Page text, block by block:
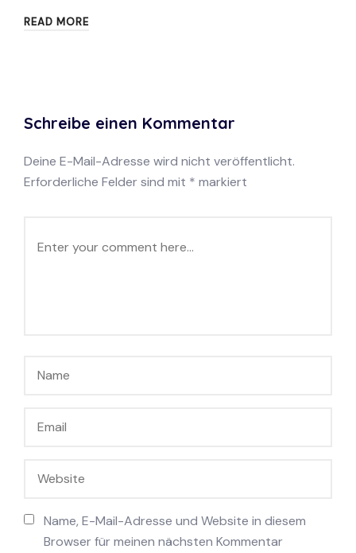
READ MORE
Schreibe einen Kommentar
Deine E-Mail-Adresse wird nicht veröffentlicht.
Erforderliche Felder sind mit * markiert
Name, E-Mail-Adresse und Website in diesem
Browser für meinen nächsten Kommentar